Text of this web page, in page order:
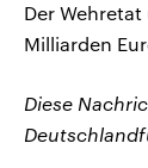
Der
Milliarden
Diese